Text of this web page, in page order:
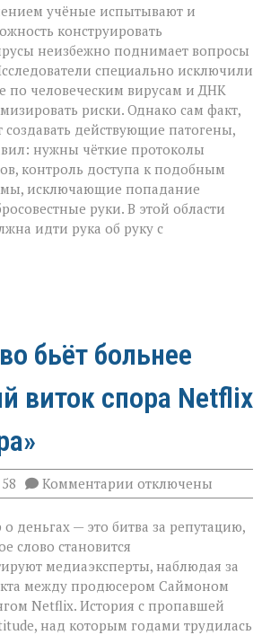
учёные испытывают и
конструировать
неизбежно поднимает вопросы
специально исключили
по человеческим вирусам и ДНК
риски. Однако сам факт,
действующие патогены,
нужны чёткие протоколы
контроль доступа к подобным
исключающие попадание
руки. В этой области
идти рука об руку с
бьёт больнее
виток спора Netflix
58 Комментарии к
записи
слово
больнее
иска:
новый
виток
спора
отключены
деньгах — это битва за репутацию,
слово становится
медиаэксперты, наблюдая за
между продюсером Саймоном
Netflix. История с пропавшей
над которым годами трудилась